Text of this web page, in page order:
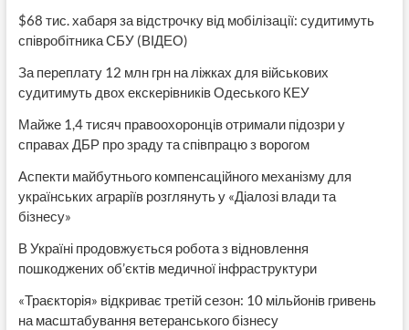
$68 тис. хабаря за відстрочку від мобілізації: судитимуть
співробітника СБУ (ВІДЕО)
За переплату 12 млн грн на ліжках для військових
судитимуть двох екскерівників Одеського КЕУ
Майже 1,4 тисяч правоохоронців отримали підозри у
справах ДБР про зраду та співпрацю з ворогом
Аспекти майбутнього компенсаційного механізму для
українських аграріїв розглянуть у «Діалозі влади та
бізнесу»
В Україні продовжується робота з відновлення
пошкоджених об’єктів медичної інфраструктури
«Траєкторія» відкриває третій сезон: 10 мільйонів гривень
на масштабування ветеранського бізнесу